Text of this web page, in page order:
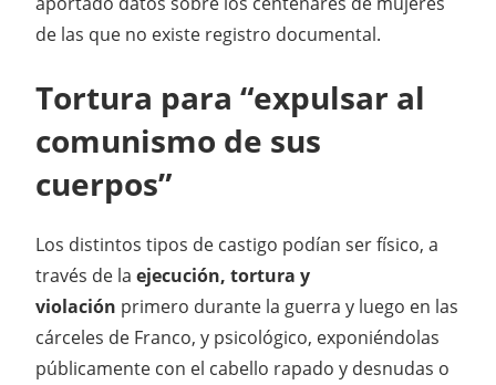
de las que no existe registro documental.
Tortura para “expulsar al
comunismo de sus
cuerpos”
Los distintos tipos de castigo podían ser físico, a
través de la ejecución, tortura y
violación primero durante la guerra y luego en las
cárceles de Franco, y psicológico, exponiéndolas
públicamente con el cabello rapado y desnudas o